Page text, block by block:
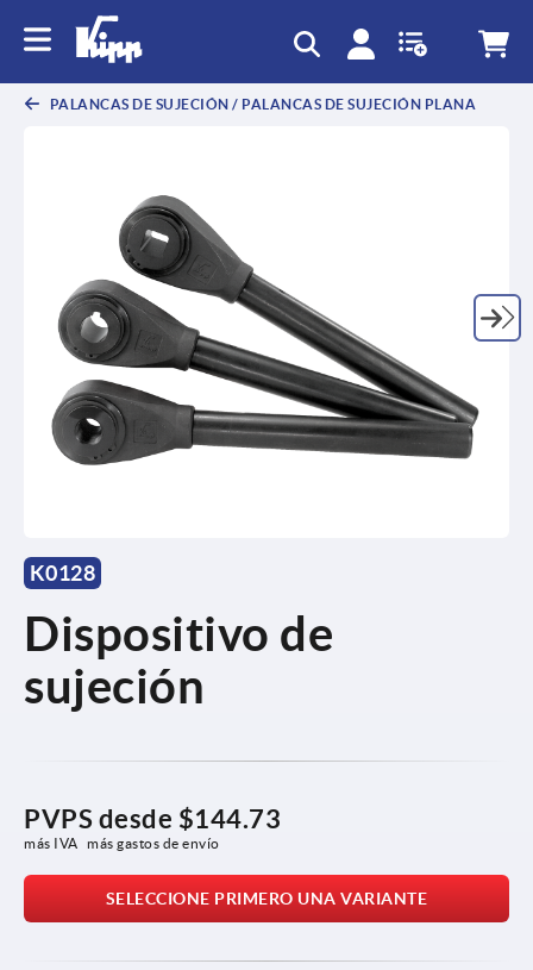
PALANCAS DE SUJECIÓN / PALANCAS DE SUJECIÓN PLANA
K0128
Dispositivo de
sujeción
PVPS desde $144.73
más IVA más gastos de envío
SELECCIONE PRIMERO UNA VARIANTE